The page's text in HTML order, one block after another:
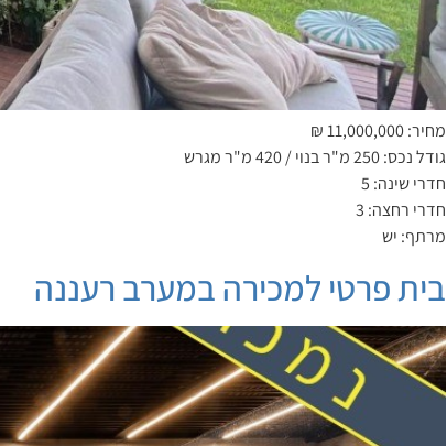
מחיר: 11,000,000 ₪
גודל נכס: 250 מ"ר בנוי / 420 מ"ר מגרש
חדרי שינה: 5
חדרי רחצה: 3
מרתף: יש
בית פרטי למכירה במערב רעננה